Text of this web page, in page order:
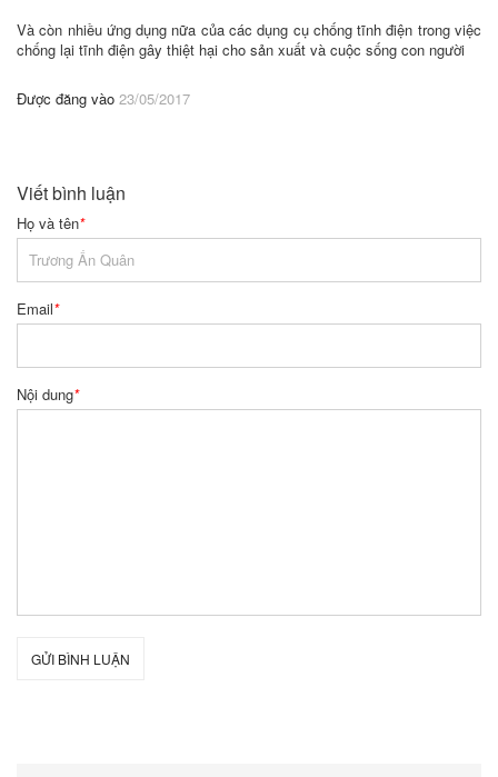
Và còn nhiều ứng dụng nữa của các dụng cụ chống tĩnh điện trong việc
chống lại tĩnh điện gây thiệt hại cho sản xuất và cuộc sống con người
Được đăng vào 23/05/2017
Viết bình luận
Họ và tên*
Email*
Nội dung*
GỬI BÌNH LUẬN